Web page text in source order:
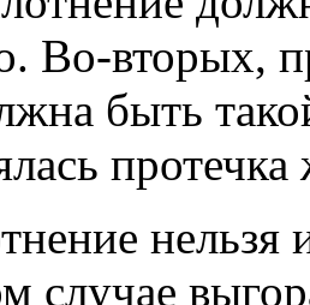
Во-вторых,
быть
нельзя
случае